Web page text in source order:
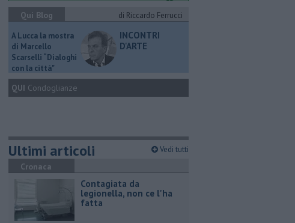
Qui Blog
di Riccardo Ferrucci
A Lucca la mostra
di Marcello
Scarselli “Dialoghi
con la città"
INCONTRI
D'ARTE
QUI Condoglianze
Ultimi articoli Vedi tutti
Cronaca
Contagiata da
legionella, non ce l'ha
fatta